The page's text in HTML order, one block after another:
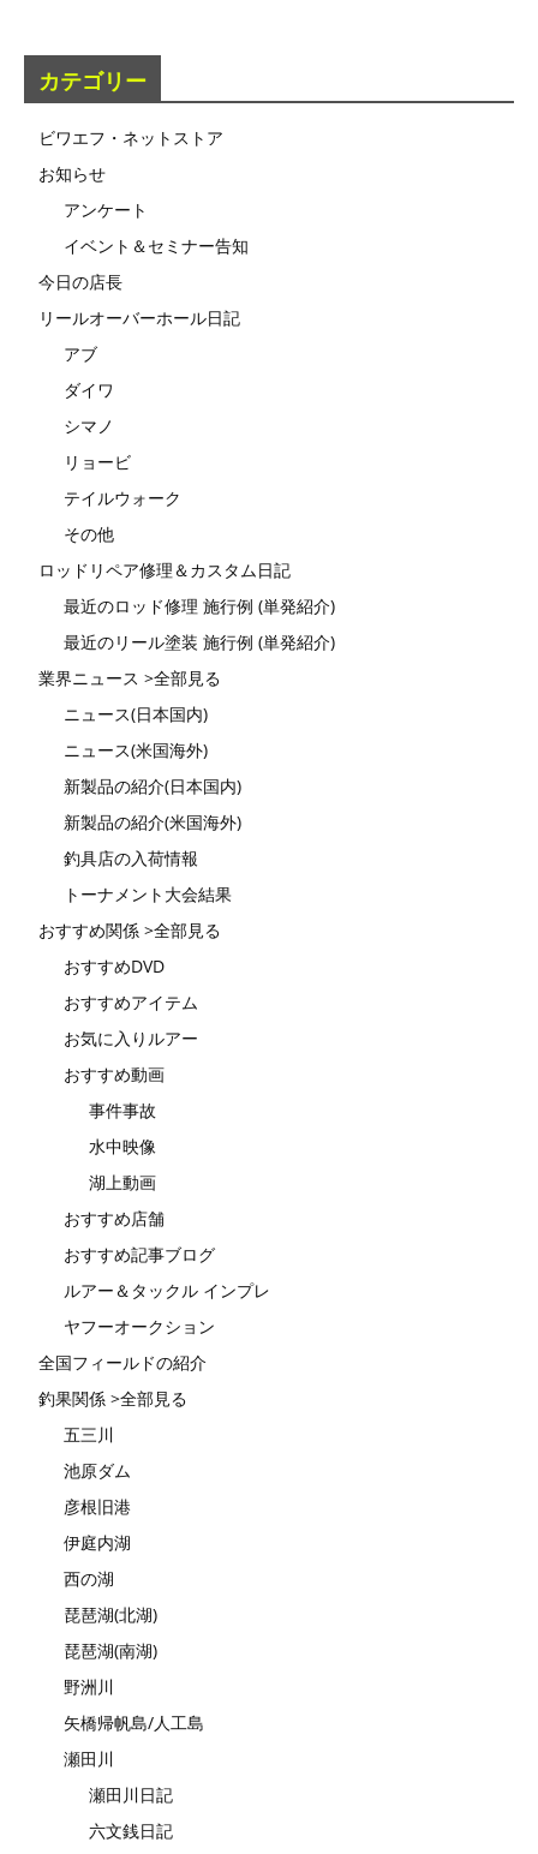
カテゴリー
ビワエフ・ネットストア
お知らせ
アンケート
イベント＆セミナー告知
今日の店長
リールオーバーホール日記
アブ
ダイワ
シマノ
リョービ
テイルウォーク
その他
ロッドリペア修理＆カスタム日記
最近のロッド修理 施行例 (単発紹介)
最近のリール塗装 施行例 (単発紹介)
業界ニュース >全部見る
ニュース(日本国内)
ニュース(米国海外)
新製品の紹介(日本国内)
新製品の紹介(米国海外)
釣具店の入荷情報
トーナメント大会結果
おすすめ関係 >全部見る
おすすめDVD
おすすめアイテム
お気に入りルアー
おすすめ動画
事件事故
水中映像
湖上動画
おすすめ店舗
おすすめ記事ブログ
ルアー＆タックル インプレ
ヤフーオークション
全国フィールドの紹介
釣果関係 >全部見る
五三川
池原ダム
彦根旧港
伊庭内湖
西の湖
琵琶湖(北湖)
琵琶湖(南湖)
野洲川
矢橋帰帆島/人工島
瀬田川
瀬田川日記
六文銭日記